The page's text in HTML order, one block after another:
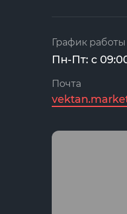
График работы
Пн-Пт: с
Почта